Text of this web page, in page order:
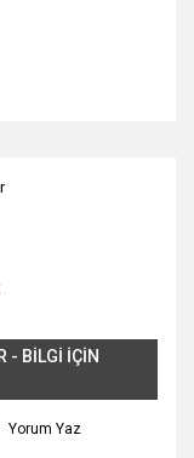
- BİLGİ İÇİN
Yorum Yaz